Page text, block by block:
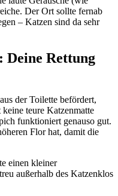
Der Ort sollte fernab
– Katzen sind da sehr
Deine Rettung
der Toilette befördert,
teure Katzenmatte
funktioniert genauso gut.
Flor hat, damit die
einen kleiner
außerhalb des Katzenklos